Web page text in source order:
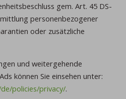
gem. Art. 45 DS-
personenbezogener
oder zusätzliche
und weitergehende
können Sie einsehen unter:
policies/privacy/.